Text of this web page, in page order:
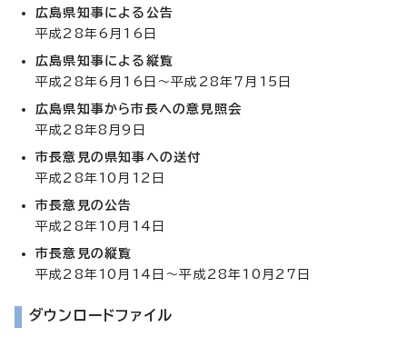
広島県知事による公告
平成28年6月16日
広島県知事による縦覧
平成28年6月16日～平成28年7月15日
広島県知事から市長への意見照会
平成28年8月9日
市長意見の県知事への送付
平成28年10月12日
市長意見の公告
平成28年10月14日
市長意見の縦覧
平成28年10月14日～平成28年10月27日
ダウンロードファイル